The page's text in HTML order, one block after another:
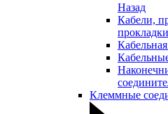
Назад
Кабели,
Клеммные